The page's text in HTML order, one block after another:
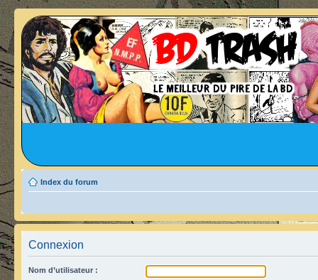
Index du forum
Connexion
Nom d’utilisateur :